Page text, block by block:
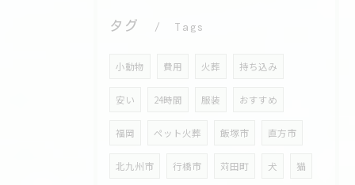
タグ Tags
小動物 費用 火葬 持ち込み
安い 24時間 服装 おすすめ
福岡 ペット火葬 飯塚市 直方市
北九州市 行橋市 苅田町 犬 猫